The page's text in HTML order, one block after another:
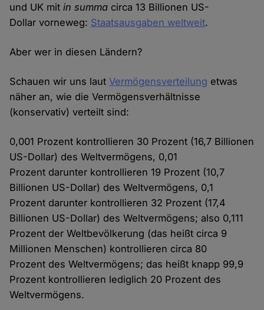
und UK mitin summa circa 13 Billionen US-
Dollar vorneweg: Staatsausgaben weltweit.
Aber wer in diesen Ländern?
Schauen wir uns lautVermögensverteilung etwas
näher an, wie die Vermögensverhältnisse
(konservativ) verteilt sind:
0,001 Prozent kontrollieren 30 Prozent (16,7 Billionen
US-Dollar) des Weltvermögens, 0,01
Prozent darunter kontrollieren 19 Prozent (10,7
Billionen US-Dollar) des Weltvermögens, 0,1
Prozent darunter kontrollieren 32 Prozent (17,4
Billionen US-Dollar) des Weltvermögens; also 0,111
Prozent der Weltbevölkerung (das heißt circa 9
Millionen Menschen) kontrollieren circa 80
Prozent des Weltvermögens; das heißt knapp 99,9
Prozent kontrollieren lediglich 20 Prozent des
Weltvermögens.